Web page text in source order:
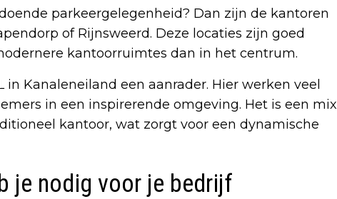
parkeergelegenheid? Dan zijn de kantoren
of Rijnsweerd. Deze locaties zijn goed
kantoorruimtes dan in het centrum.
Kanaleneiland een aanrader. Hier werken veel
in een inspirerende omgeving. Het is een mix
kantoor, wat zorgt voor een dynamische
je nodig voor je bedrijf